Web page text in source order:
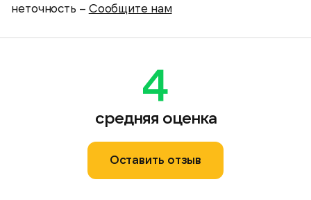
неточность – Сообщите нам
4
средняя оценка
Оставить отзыв